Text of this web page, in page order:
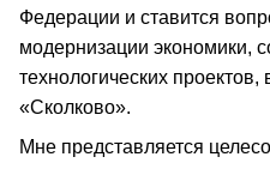
Федерации и ставится
модернизации экономики,
технологических
«Сколково».
Мне представляется